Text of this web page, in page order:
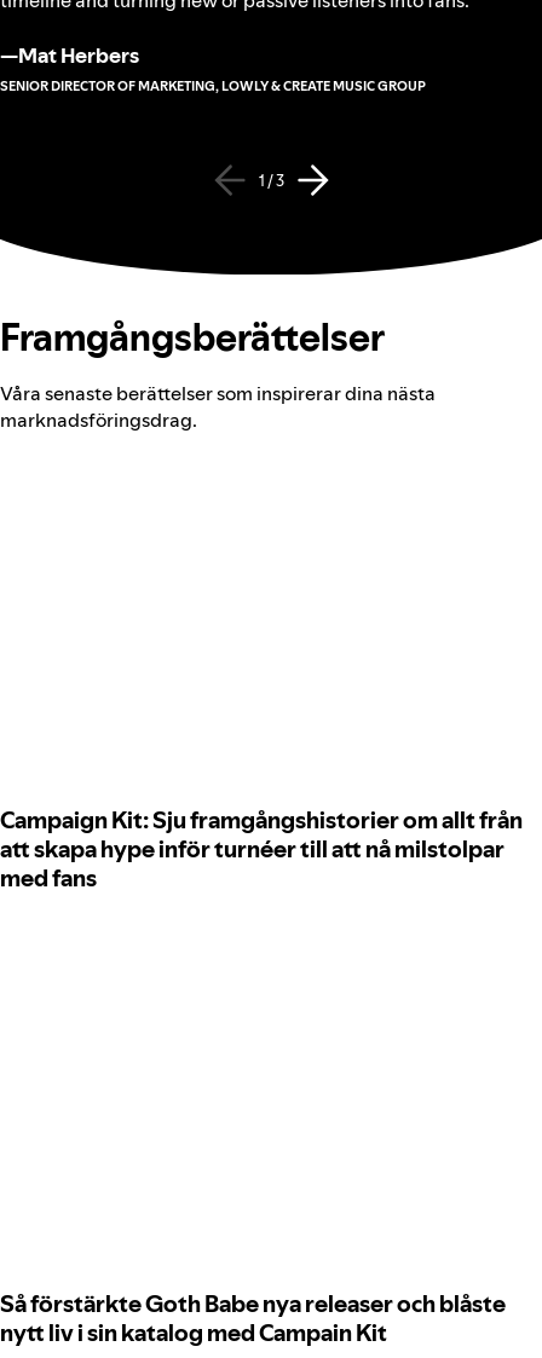
—Mat Herbers
SENIOR DIRECTOR OF MARKETING, LOWLY & CREATE MUSIC GROUP
1 / 3
Framgångsberättelser
Våra senaste berättelser som inspirerar dina nästa
marknadsföringsdrag.
Campaign Kit: Sju framgångshistorier om allt från
att skapa hype inför turnéer till att nå milstolpar
med fans
Så förstärkte Goth Babe nya releaser och blåste
nytt liv i sin katalog med Campain Kit